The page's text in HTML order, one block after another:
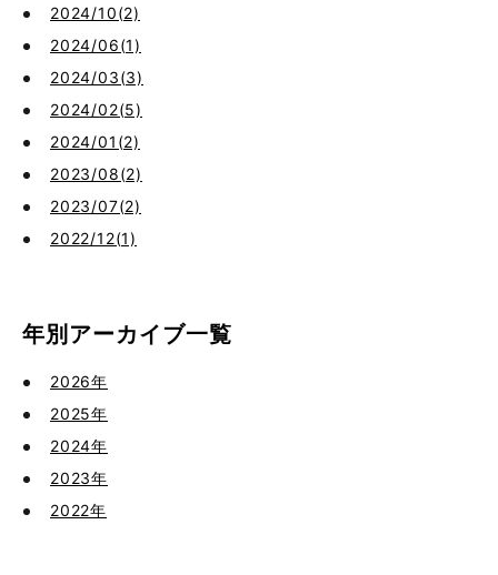
2024/10(2)
2024/06(1)
2024/03(3)
2024/02(5)
2024/01(2)
2023/08(2)
2023/07(2)
2022/12(1)
年別アーカイブ一覧
2026年
2025年
2024年
2023年
2022年